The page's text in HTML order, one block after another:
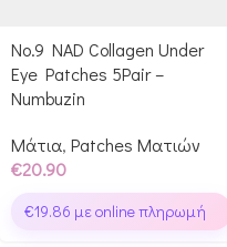
No.9 NAD Collagen Under
Eye Patches 5Pair –
Numbuzin
Μάτια, Patches Ματιών
€20.90
€19.86 με online πληρωμή